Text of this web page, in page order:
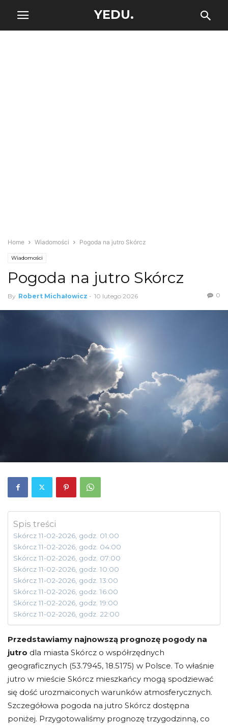
YEDU.
Home Wiadomości Pogoda na jutro Skórcz
Wiadomości
Pogoda na jutro Skórcz
By Robert Michałowicz - 10 lutego 2026 0
Spis treści
Skórcz 11-02-2026, godz. 01:00
Skórcz 11-02-2026, godz. 04:00
Skórcz 11-02-2026, godz. 07:00
Skórcz 11-02-2026, godz. 10:00
Skórcz 11-02-2026, godz. 13:00
Skórcz 11-02-2026, godz. 16:00
Skórcz 11-02-2026, godz. 19:00
Skórcz 11-02-2026, godz. 22:00
Przedstawiamy najnowszą prognozę pogody na
jutro dla miasta Skórcz o współrzędnych
geograficznych (53.7945, 18.5175) w Polsce. To właśnie
jutro w mieście Skórcz mieszkańcy mogą spodziewać
się dość urozmaiconych warunków atmosferycznych.
Szczegółowa pogoda na jutro Skórcz dostępna
poniżej. Przygotowaliśmy prognozę trzygodzinną, co